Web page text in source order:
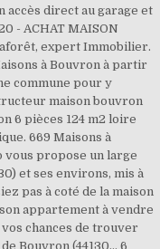
accès direct au garage et
- ACHAT MAISON
expert Immobilier.
à Bouvron à partir
commune pour y
maison bouvron
6 pièces 124 m2 loire
669 Maisons à
vous propose un large
et ses environs, mis à
pas à coté de la maison
appartement à vendre
chances de trouver
Bouvron (44130… 6